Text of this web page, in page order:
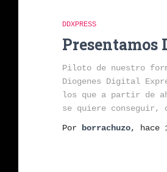
DDXPRESS
Presentamos
Piloto de nuestro
Diogenes Digital
los que a partir de
se quiere conseguir,
Por
borrachuzo, hace